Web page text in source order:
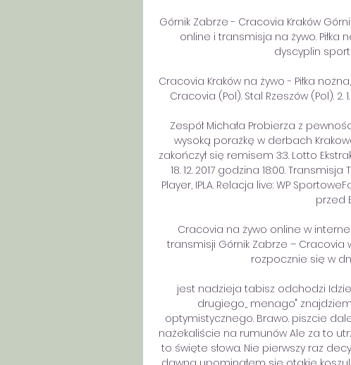
Górnik Zabrze - Cracovia Kraków
online i transmisja na żywo.
dyscyplin
Cracovia Kraków na żywo - Piłka nożna,
Cracovia (Pol). Stal Rzeszów (Pol). 2.
Zespół Michała Probierza z
wysoką porażkę w derbach
zakończył się remisem 3:3. Lotto
18. 12. 2017 godzina 18:00.
Player, IPLA. Relacja live: WP
przed
Cracovia na żywo online w
transmisji Górnik Zabrze – Cracovia
rozpocznie się w
jest nadzieja tabisz odchodzi
drugiego,, menago"
optymistycznego. Brawo. piszcie
nażekaliście na rumunów Ale za to
to święte słowa. Nie pierwszy raz